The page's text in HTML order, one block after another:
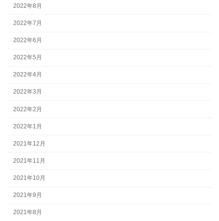
2022年8月
2022年7月
2022年6月
2022年5月
2022年4月
2022年3月
2022年2月
2022年1月
2021年12月
2021年11月
2021年10月
2021年9月
2021年8月